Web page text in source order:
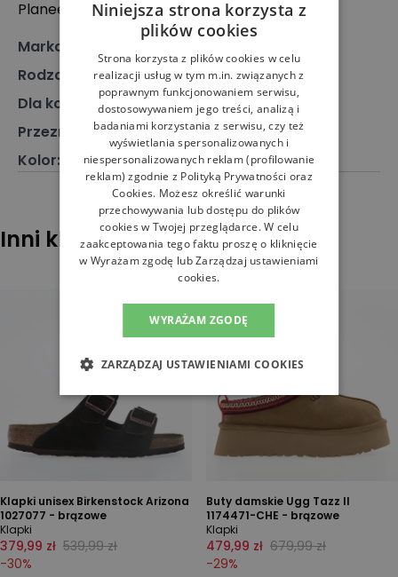
Planeetbaan 4, 2132 HZ Hoofddorp, Holandia
Marka
Rodzaj
Obuwie, Klapki
Dla kogo
Dla dziecka, Dla niej
Przeznaczenie: Klapki, Buty dziecięce
Kolor: Różowy
Inni klienci sprawdzali również
Klapki unisex Birkenstock Arizona
1027077 - brązowe
Klapki
379,99 zł 539,99 zł
-30%
Buty damskie Ugg Tazz II
1174471-CHE - brązowe
Klapki
479,99 zł 679,99 zł
-29%
Niniejsza strona korzysta z
plików cookies
Strona korzysta z plików cookies w celu
realizacji usług w tym m.in. związanych z
poprawnym funkcjonowaniem serwisu,
dostosowywaniem jego treści, analizą i
badaniami korzystania z serwisu, czy też
wyświetlania spersonalizowanych i
niespersonalizowanych reklam (profilowanie
reklam) zgodnie z Polityką Prywatności oraz
Cookies. Możesz określić warunki
przechowywania lub dostępu do plików
cookies w Twojej przeglądarce. W celu
zaakceptowania tego faktu proszę o kliknięcie
w Wyrażam zgodę lub Zarządzaj ustawieniami
cookies.
WYRAŻAM ZGODĘ
ZARZĄDZAJ USTAWIENIAMI COOKIES